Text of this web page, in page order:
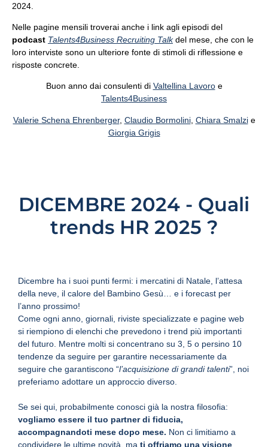
2024.
Nelle pagine mensili troverai anche i link agli episodi del
podcast Talents4Business Recruiting Talkdel mese, che con le
loro interviste sono un ulteriore fonte di stimoli di riflessione e
risposte concrete.
Buon anno dai consulenti di Valtellina Lavoroe
Talents4Business
Valerie Schena Ehrenberger, Claudio Bormolini, Chiara Smalzie
Giorgia Grigis
DICEMBRE 2024 - Quali
trends HR 2025 ?
Dicembre ha i suoi punti fermi: i mercatini di Natale, l’attesa
della neve, il calore del Bambino Gesù… e i forecast per
l’anno prossimo!
Come ogni anno, giornali, riviste specializzate e pagine web
si riempiono di elenchi che prevedono i trend più importanti
del futuro. Mentre molti si concentrano su 3, 5 o persino 10
tendenze da seguire per garantire necessariamente da
seguire che garantiscono “l’acquisizione di grandi talenti”, noi
preferiamo adottare un approccio diverso.
Se sei qui, probabilmente conosci già la nostra filosofia:
vogliamo essere il tuo partner di fiducia,
accompagnandoti mese dopo mese. Non ci limitiamo a
condividere le ultime novità, ma ti offriamo una visione